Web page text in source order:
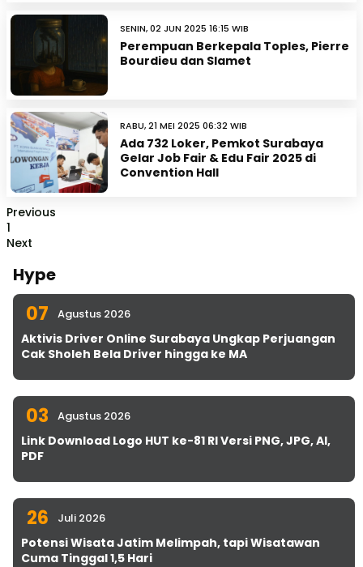
SENIN, 02 JUN 2025 16:15 WIB
Perempuan Berkepala Toples, Pierre
Bourdieu dan Slamet
RABU, 21 MEI 2025 06:32 WIB
Ada 732 Loker, Pemkot Surabaya
Gelar Job Fair & Edu Fair 2025 di
Convention Hall
Previous
1
Next
Hype
07 Agustus 2026
Aktivis Driver Online Surabaya Ungkap Perjuangan
Cak Sholeh Bela Driver hingga ke MA
03 Agustus 2026
Link Download Logo HUT ke-81 RI Versi PNG, JPG, AI,
PDF
26 Juli 2026
Potensi Wisata Jatim Melimpah, tapi Wisatawan
Cuma Tinggal 1,5 Hari